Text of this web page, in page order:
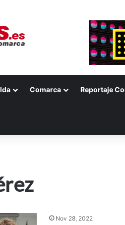
Comarca Reportaje
Nov 28, 2022